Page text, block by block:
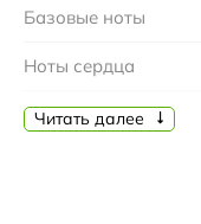
Базовые ноты
Ноты сердца
Страна производства
Читать далее